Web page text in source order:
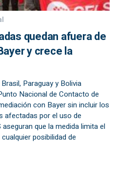
quedan afuera de
y crece la
Paraguay y Bolivia
Nacional de Contacto de
con Bayer sin incluir los
afectadas por el uso de
que la medida limita el
posibilidad de